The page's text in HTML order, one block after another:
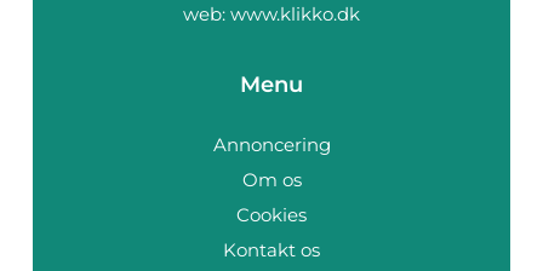
web: www.klikko.dk
Menu
Annoncering
Om os
Cookies
Kontakt os